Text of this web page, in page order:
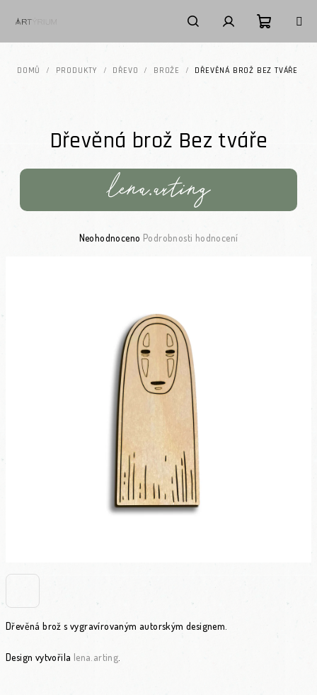
Hledat PřihlášeníNákupní
DOMŮ / PRODUKTY / DŘEVO / BROŽE / DŘEVĚNÁ BROŽ BEZ TVÁŘE
Dřevěná brož s vygravírovaným autorským designem.
Design vytvořila lena.arting
Dřevěná brož Bez tváře
Průměrné hodnocení produktu je 0,0 z 5 hvězdiček.
Neohodnoceno Podrobnosti hodnocení